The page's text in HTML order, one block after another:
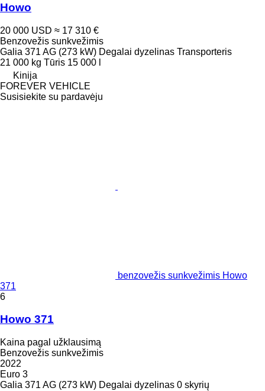
Howo
20 000 USD ≈ 17 310 €
Benzovežis sunkvežimis
Galia 371 AG (273 kW) Degalai dyzelinas Transporteris
21 000 kg Tūris 15 000 l
Kinija
FOREVER VEHICLE
Susisiekite su pardavėju
benzovežis sunkvežimis Howo
371
6
Howo 371
Kaina pagal užklausimą
Benzovežis sunkvežimis
2022
Euro 3
Galia 371 AG (273 kW) Degalai dyzelinas 0 skyrių